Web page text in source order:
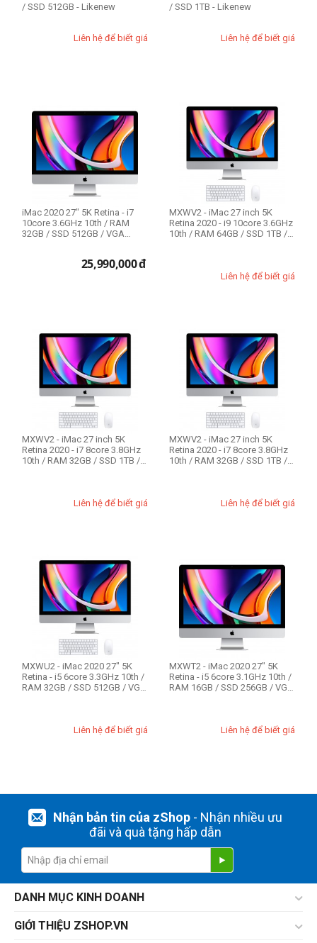
/ SSD 512GB - Likenew
Liên hệ để biết giá
/ SSD 1TB - Likenew
Liên hệ để biết giá
iMac 2020 27" 5K Retina - i7
10core 3.6GHz 10th / RAM
32GB / SSD 512GB / VGA
25,990,000đ
MXWV2 - iMac 27 inch 5K
Retina 2020 - i9 10core 3.6GHz
10th / RAM 64GB / SSD 1TB /
Liên hệ để biết giá
MXWV2 - iMac 27 inch 5K
Retina 2020 - i7 8core 3.8GHz
10th / RAM 32GB / SSD 1TB /
Liên hệ để biết giá
MXWV2 - iMac 27 inch 5K
Retina 2020 - i7 8core 3.8GHz
10th / RAM 32GB / SSD 1TB /
Liên hệ để biết giá
MXWU2 - iMac 2020 27" 5K
Retina - i5 6core 3.3GHz 10th /
RAM 32GB / SSD 512GB / VGA
Liên hệ để biết giá
MXWT2 - iMac 2020 27" 5K
Retina - i5 6core 3.1GHz 10th /
RAM 16GB / SSD 256GB / VGA
Liên hệ để biết giá
Nhận bản tin của zShop- Nhận nhiều ưu
đãi và quà tặng hấp dẫn
DANH MỤC KINH DOANH
GIỚI THIỆU ZSHOP.VN